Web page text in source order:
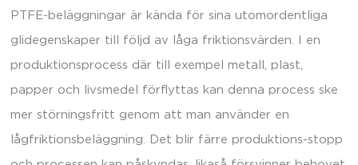
PTFE-beläggningar är kända för sina utomordentliga
glidegenskaper till följd av låga friktionsvärden. I en
produktionsprocess där till exempel metall, plast,
papper och livsmedel förflyttas kan denna process ske
mer störningsfritt genom att man använder en
lågfriktionsbeläggning. Det blir färre produktions-stopp